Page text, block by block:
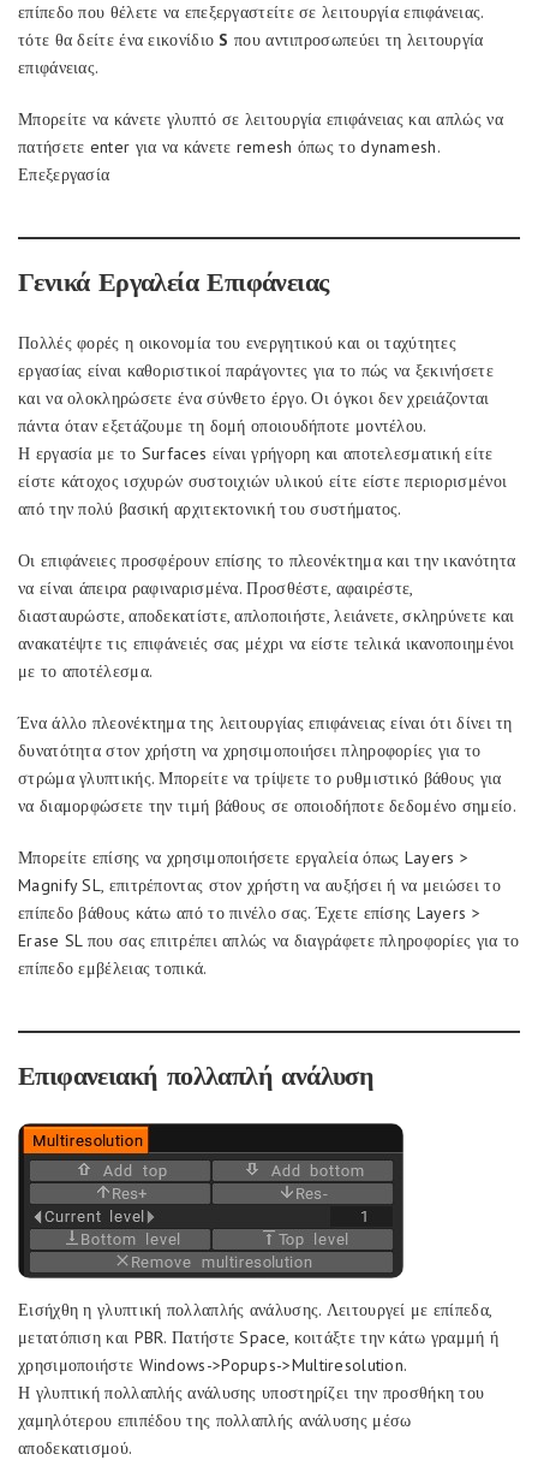
επίπεδο που θέλετε να επεξεργαστείτε σε λειτουργία επιφάνειας.
τότε θα δείτε ένα εικονίδιο S που αντιπροσωπεύει τη λειτουργία
επιφάνειας.
Μπορείτε να κάνετε γλυπτό σε λειτουργία επιφάνειας και απλώς να
πατήσετε enter για να κάνετε remesh όπως το dynamesh.
Επεξεργασία
Γενικά Εργαλεία Επιφάνειας
Πολλές φορές η οικονομία του ενεργητικού και οι ταχύτητες
εργασίας είναι καθοριστικοί παράγοντες για το πώς να ξεκινήσετε
και να ολοκληρώσετε ένα σύνθετο έργο. Οι όγκοι δεν χρειάζονται
πάντα όταν εξετάζουμε τη δομή οποιουδήποτε μοντέλου.
Η εργασία με το Surfaces είναι γρήγορη και αποτελεσματική είτε
είστε κάτοχος ισχυρών συστοιχιών υλικού είτε είστε περιορισμένοι
από την πολύ βασική αρχιτεκτονική του συστήματος.
Οι επιφάνειες προσφέρουν επίσης το πλεονέκτημα και την ικανότητα
να είναι άπειρα ραφιναρισμένα. Προσθέστε, αφαιρέστε,
διασταυρώστε, αποδεκατίστε, απλοποιήστε, λειάνετε, σκληρύνετε και
ανακατέψτε τις επιφάνειές σας μέχρι να είστε τελικά ικανοποιημένοι
με το αποτέλεσμα.
Ένα άλλο πλεονέκτημα της λειτουργίας επιφάνειας είναι ότι δίνει τη
δυνατότητα στον χρήστη να χρησιμοποιήσει πληροφορίες για το
στρώμα γλυπτικής. Μπορείτε να τρίψετε το ρυθμιστικό βάθους για
να διαμορφώσετε την τιμή βάθους σε οποιοδήποτε δεδομένο σημείο.
Μπορείτε επίσης να χρησιμοποιήσετε εργαλεία όπως Layers >
Magnify SL, επιτρέποντας στον χρήστη να αυξήσει ή να μειώσει το
επίπεδο βάθους κάτω από το πινέλο σας. Έχετε επίσης Layers >
Erase SL που σας επιτρέπει απλώς να διαγράφετε πληροφορίες για το
επίπεδο εμβέλειας τοπικά.
Επιφανειακή πολλαπλή ανάλυση
Εισήχθη η γλυπτική πολλαπλής ανάλυσης. Λειτουργεί με επίπεδα,
μετατόπιση και PBR. Πατήστε Space, κοιτάξτε την κάτω γραμμή ή
χρησιμοποιήστε Windows->Popups->Multiresolution.
Η γλυπτική πολλαπλής ανάλυσης υποστηρίζει την προσθήκη του
χαμηλότερου επιπέδου της πολλαπλής ανάλυσης μέσω
αποδεκατισμού.